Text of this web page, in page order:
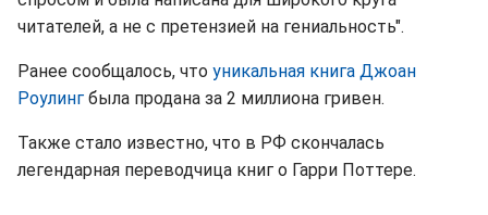
читателей, а не с претензией на гениальность".
Ранее сообщалось, что уникальная книга Джоан
Роулинг была продана за 2 миллиона гривен.
Также стало известно, что в РФ скончалась
легендарная переводчица книг о Гарри Поттере.